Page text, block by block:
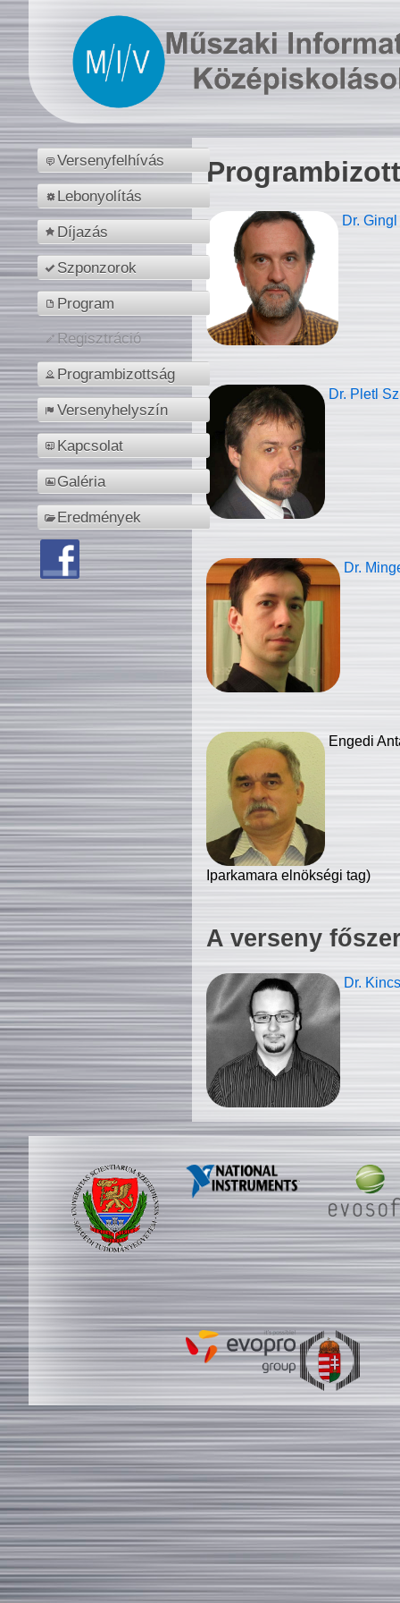
Versenyfelhívás
Lebonyolítás
Díjazás
Szponzorok
Program
Regisztráció
Programbizottság
Versenyhelyszín
Kapcsolat
Galéria
Eredmények
Dr.
Dr. Pletl
Dr.
Engedi
Iparkamara elnökségi tag)
A verseny
Dr.